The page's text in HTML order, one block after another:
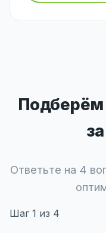
Ответьте на 4
Шаг 1 из 4